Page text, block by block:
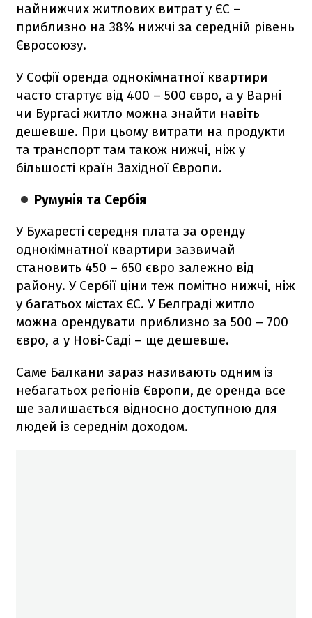
найнижчих житлових витрат у ЄС –
приблизно на 38% нижчі за середній рівень
Євросоюзу.
У Софії оренда однокімнатної квартири
часто стартує від 400 – 500 євро, а у Варні
чи Бургасі житло можна знайти навіть
дешевше. При цьому витрати на продукти
та транспорт там також нижчі, ніж у
більшості країн Західної Європи.
Румунія та Сербія
У Бухаресті середня плата за оренду
однокімнатної квартири зазвичай
становить 450 – 650 євро залежно від
району. У Сербії ціни теж помітно нижчі, ніж
у багатьох містах ЄС. У Белграді житло
можна орендувати приблизно за 500 – 700
євро, а у Нові-Саді – ще дешевше.
Саме Балкани зараз називають одним із
небагатьох регіонів Європи, де оренда все
ще залишається відносно доступною для
людей із середнім доходом.